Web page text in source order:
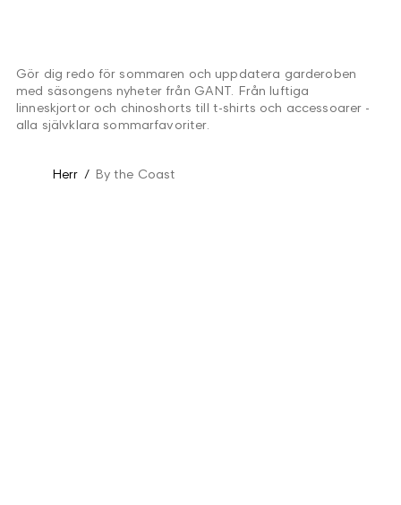
Gör dig redo för sommaren och uppdatera garderoben
med säsongens nyheter från GANT. Från luftiga
linneskjortor och chinoshorts till t-shirts och accessoarer -
alla självklara sommarfavoriter.
Herr / By the Coast